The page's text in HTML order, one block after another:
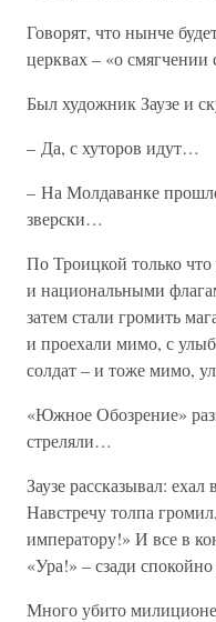
Говорят, что нынче
церквах – «о смягчении
Был художник Заузе и
– Да, с хуторов идут…
– На Молдаванке
зверски…
По Троицкой только
и национальными
затем стали громить
и проехали мимо, с
солдат – и тоже мимо,
«Южное Обозрение»
стреляли…
Заузе рассказывал:
Навстречу толпа
императору!» И все в
«Ура!» – сзади
Много убито